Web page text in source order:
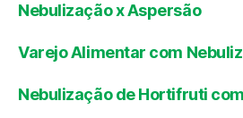
Nebulização x Aspersão
Varejo Alimentar com
Nebulização de Hortifruti